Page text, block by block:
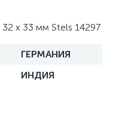
х 33 мм Stels 14297
ГЕРМАНИЯ
ИНДИЯ